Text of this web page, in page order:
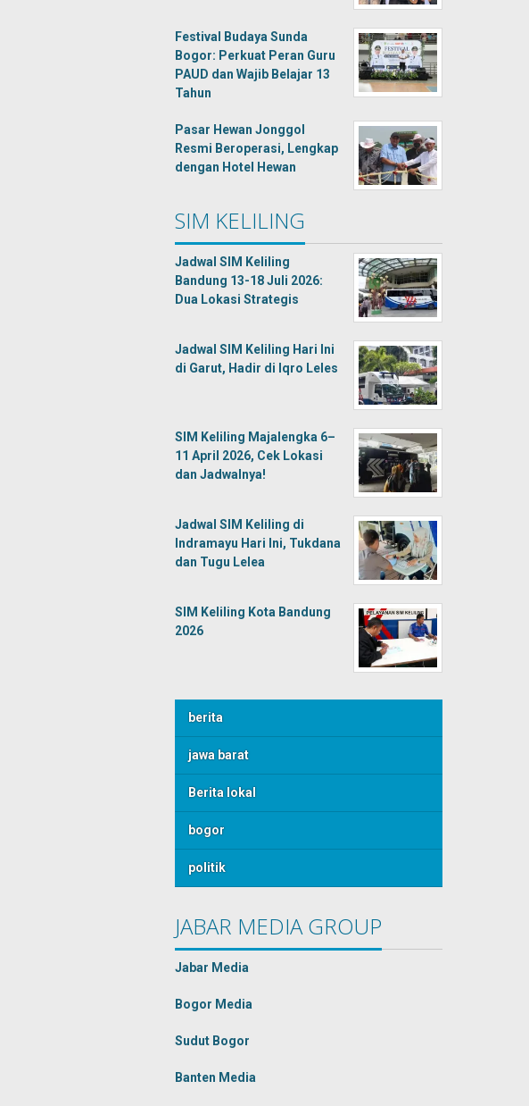
Festival Budaya Sunda
Bogor: Perkuat Peran Guru
PAUD dan Wajib Belajar 13
Tahun
Pasar Hewan Jonggol
Resmi Beroperasi, Lengkap
dengan Hotel Hewan
SIM KELILING
Jadwal SIM Keliling
Bandung 13-18 Juli 2026:
Dua Lokasi Strategis
Jadwal SIM Keliling Hari Ini
di Garut, Hadir di Iqro Leles
SIM Keliling Majalengka 6–
11 April 2026, Cek Lokasi
dan Jadwalnya!
Jadwal SIM Keliling di
Indramayu Hari Ini, Tukdana
dan Tugu Lelea
SIM Keliling Kota Bandung
2026
berita
jawa barat
Berita lokal
bogor
politik
JABAR MEDIA GROUP
Jabar Media
Bogor Media
Sudut Bogor
Banten Media